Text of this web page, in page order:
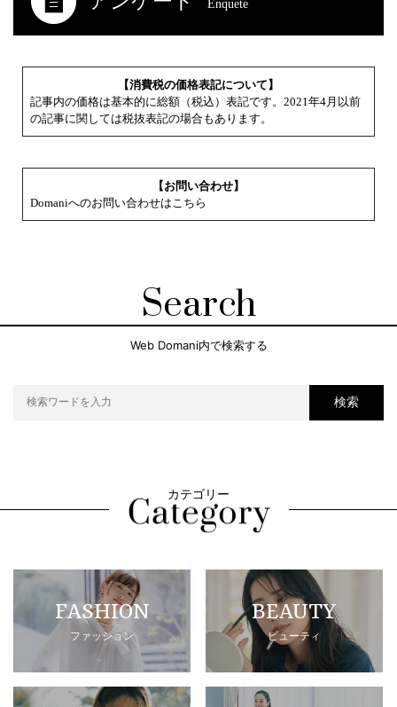
Enquete
【消費税の価格表記について】
記事内の価格は基本的に総額（税込）表記です。2021年4月以前
の記事に関しては税抜表記の場合もあります。
【お問い合わせ】
Domaniへのお問い合わせはこちら
Search
Web Domani内で検索する
検索
カテゴリー
FASHION
ファッション
BEAUTY
ビューティ